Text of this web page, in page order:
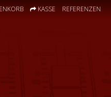
KASSE REFERENZEN